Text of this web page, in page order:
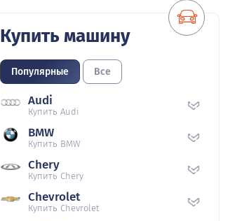
Купить машину
Популярные Все
Audi
Купить Audi
BMW
Купить BMW
Chery
Купить Chery
Chevrolet
Купить Chevrolet